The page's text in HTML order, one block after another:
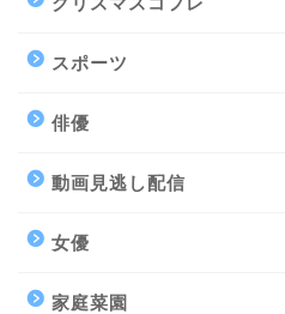
スポーツ
俳優
動画見逃し配信
女優
家庭菜園